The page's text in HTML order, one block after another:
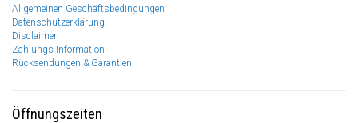
Allgemeinen Geschäftsbedingungen
Datenschutzerklärung
Disclaimer
Zahlungs Information
Rücksendungen & Garantien
Öffnungszeiten